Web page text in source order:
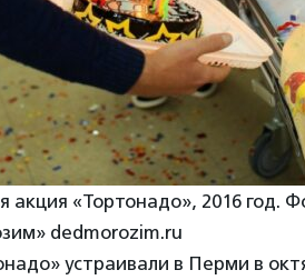
акция «Тортонадо», 2016 год.
dedmorozim.ru
устраивали в Перми в